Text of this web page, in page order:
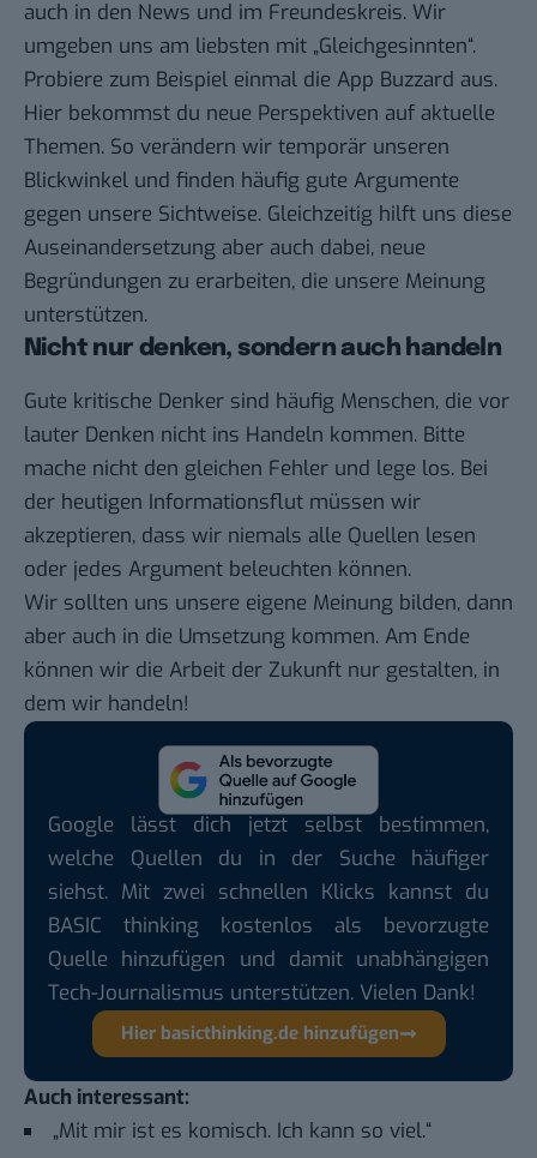
auch in den News und im Freundeskreis. Wir
umgeben uns am liebsten mit „Gleichgesinnten“.
Probiere zum Beispiel einmal die App Buzzard aus.
Hier bekommst du neue Perspektiven auf aktuelle
Themen. So verändern wir temporär unseren
Blickwinkel und finden häufig gute Argumente
gegen unsere Sichtweise. Gleichzeitig hilft uns diese
Auseinandersetzung aber auch dabei, neue
Begründungen zu erarbeiten, die unsere Meinung
unterstützen.
Nicht nur denken, sondern auch handeln
Gute kritische Denker sind häufig Menschen, die vor
lauter Denken nicht ins Handeln kommen. Bitte
mache nicht den gleichen Fehler und lege los. Bei
der heutigen Informationsflut müssen wir
akzeptieren, dass wir niemals alle Quellen lesen
oder jedes Argument beleuchten können.
Wir sollten uns unsere eigene Meinung bilden, dann
aber auch in die Umsetzung kommen. Am Ende
können wir die Arbeit der Zukunft nur gestalten, in
dem wir handeln!
Google lässt dich jetzt selbst bestimmen,
welche Quellen du in der Suche häufiger
siehst. Mit zwei schnellen Klicks kannst du
BASIC thinking kostenlos als bevorzugte
Quelle hinzufügen und damit unabhängigen
Tech-Journalismus unterstützen. Vielen Dank!
Hier basicthinking.de hinzufügen
Auch interessant:
„Mit mir ist es komisch. Ich kann so viel.“